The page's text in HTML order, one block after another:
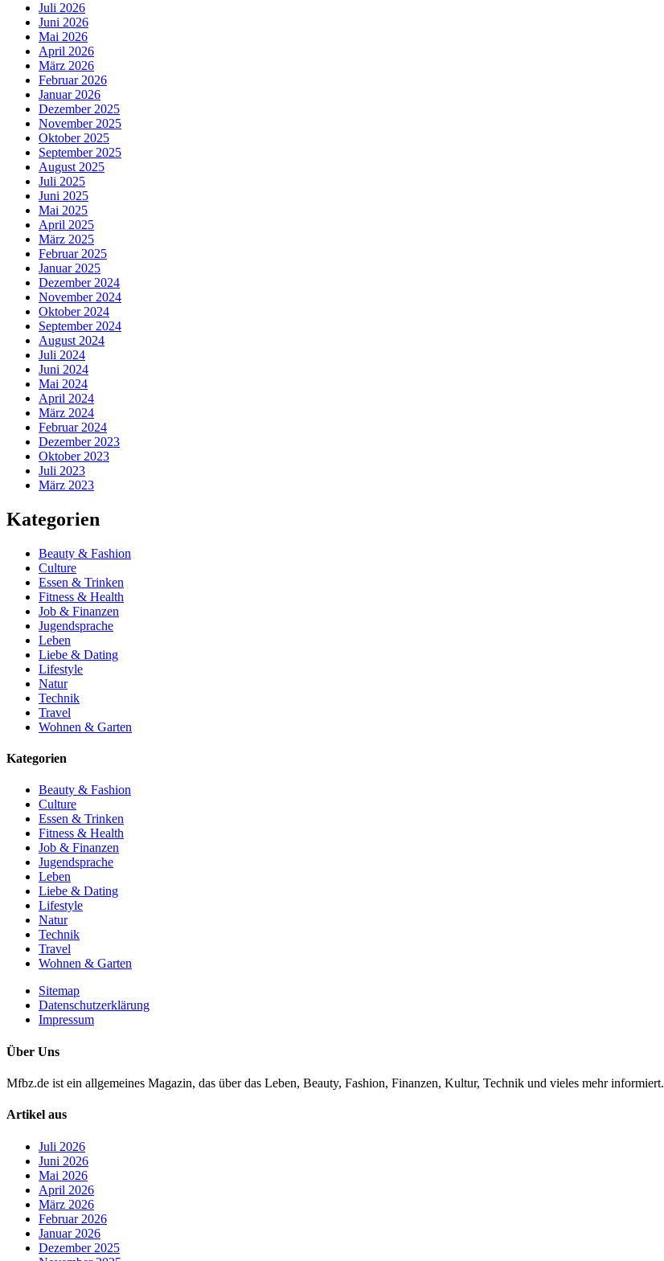
Juli 2026
Juni 2026
Mai 2026
April 2026
März 2026
Februar 2026
Januar 2026
Dezember 2025
November 2025
Oktober 2025
September 2025
August 2025
Juli 2025
Juni 2025
Mai 2025
April 2025
März 2025
Februar 2025
Januar 2025
Dezember 2024
November 2024
Oktober 2024
September 2024
August 2024
Juli 2024
Juni 2024
Mai 2024
April 2024
März 2024
Februar 2024
Dezember 2023
Oktober 2023
Juli 2023
März 2023
Kategorien
Beauty & Fashion
Culture
Essen & Trinken
Fitness & Health
Job & Finanzen
Jugendsprache
Leben
Liebe & Dating
Lifestyle
Natur
Technik
Travel
Wohnen & Garten
Kategorien
Beauty & Fashion
Culture
Essen & Trinken
Fitness & Health
Job & Finanzen
Jugendsprache
Leben
Liebe & Dating
Lifestyle
Natur
Technik
Travel
Wohnen & Garten
Sitemap
Datenschutzerklärung
Impressum
Über Uns
Mfbz.de ist ein allgemeines Magazin, das über das Leben, Beauty, Fashion, Finanzen, Kultur, Technik und vieles mehr informiert.
Artikel aus
Juli 2026
Juni 2026
Mai 2026
April 2026
März 2026
Februar 2026
Januar 2026
Dezember 2025